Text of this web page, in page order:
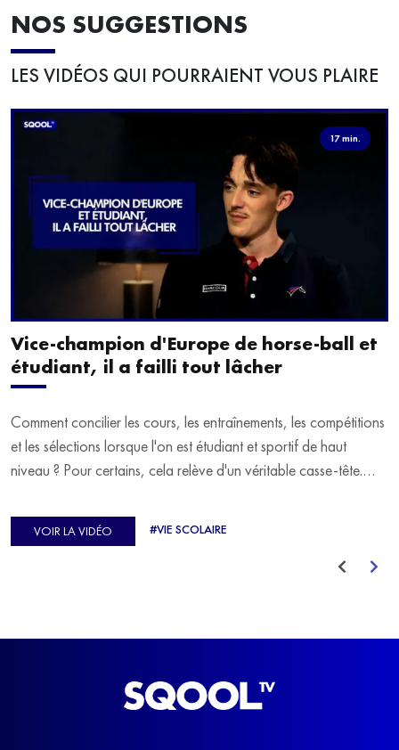
NOS SUGGESTIONS
LES VIDÉOS QUI POURRAIENT VOUS PLAIRE
17 min.
Vice-champion d'Europe de horse-ball et
étudiant, il a failli tout lâcher
Comment concilier les cours, les entraînements, les compétitions
et les sélections lorsque l'on est étudiant et sportif de haut
niveau ? Pour certains, cela relève d'un véritable casse-tête.
d'Europe de Horse-ball, qui a failli abandonner ses études
avant de trouver un nouvel équilibre.
VOIR LA VIDÉO #VIE SCOLAIRE